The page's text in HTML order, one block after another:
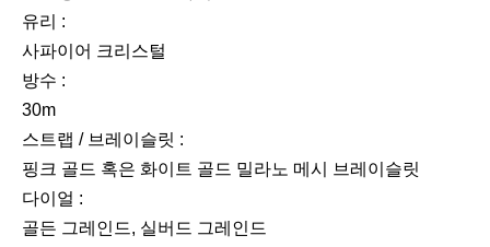
유리 :
사파이어 크리스털
방수 :
30m
스트랩 / 브레이슬릿 :
핑크 골드 혹은 화이트 골드 밀라노 메시 브레이슬릿
다이얼 :
골든 그레인드, 실버드 그레인드